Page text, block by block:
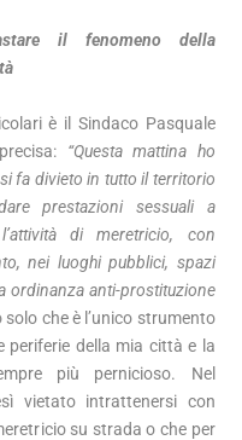
il fenomeno della
è il Sindaco Pasquale
“Questa mattina ho
fa divieto in tutto il territorio
prestazioni sessuali a
di meretricio, con
nei luoghi pubblici, spazi
ordinanza anti-prostituzione
solo che è l’unico strumento
periferie della mia città e la
più pernicioso. Nel
vietato intrattenersi con
su strada o che per